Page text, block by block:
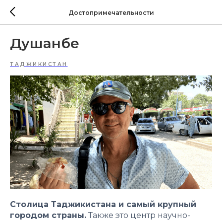
Достопримечательности
Душанбе
ТАДЖИКИСТАН
Столица Таджикистана и самый крупный
городом страны. Также это центр научно-